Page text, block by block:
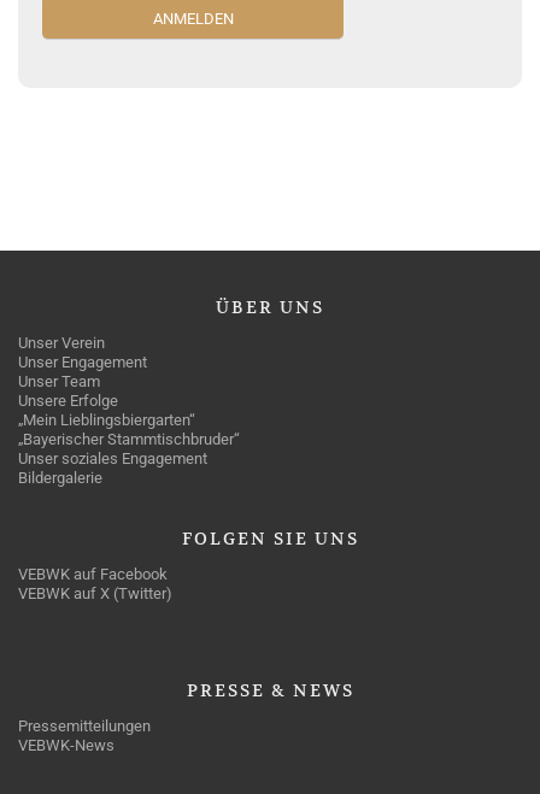
ÜBER UNS
Unser Verein
Unser Engagement
Unser Team
Unsere Erfolge
„Mein Lieblingsbiergarten“
„Bayerischer Stammtischbruder“
Unser soziales Engagement
Bildergalerie
FOLGEN SIE UNS
VEBWK auf Facebook
VEBWK auf X (Twitter)
PRESSE & NEWS
Pressemitteilungen
VEBWK-News